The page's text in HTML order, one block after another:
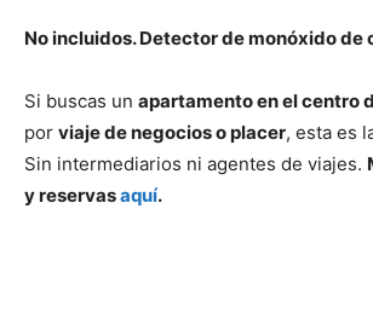
No incluidos. Detector de monóxido de
Si buscas un apartamento en el centro
por viaje de negocios o placer, esta es
Sin intermediarios ni agentes de viajes.
y reservasaquí.